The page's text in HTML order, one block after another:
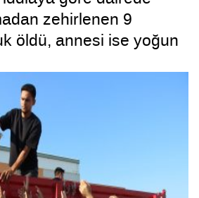
zehirlenen 9
öldü, annesi ise yoğun